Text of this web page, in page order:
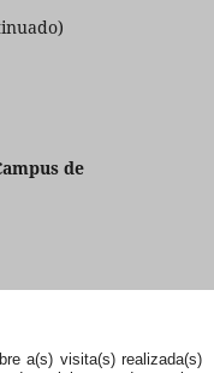
a(s) visita(s) realizada(s)
de